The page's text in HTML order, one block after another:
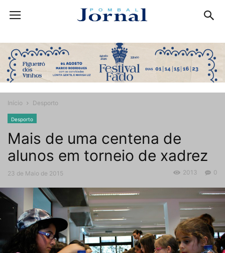
Início Desporto
Desporto
Mais de uma centena de
alunos em torneio de xadrez
23 de Maio de 2015 0
2013